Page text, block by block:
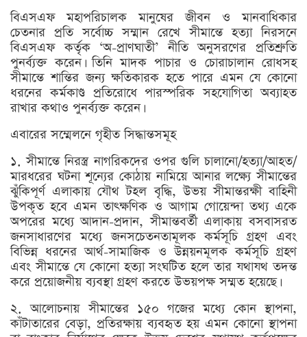
বিএসএফ মহাপরিচালক মানুষের জীবন ও মানবাধিকার
চেতনার প্রতি সর্বোচ্চ সম্মান রেখে সীমান্তে হত্যা নিরসনে
বিএসএফ কর্তৃক ‘অ-প্রাণঘাতী’ নীতি অনুসরণের প্রতিশ্রুতি
পুনর্ব্যক্ত করেন। তিনি মাদক পাচার ও চোরাচালান রোধসহ
সীমান্তে শান্তির জন্য ক্ষতিকারক হতে পারে এমন যে কোনো
ধরনের কর্মকাণ্ড প্রতিরোধে পারস্পরিক সহযোগিতা অব্যাহত
রাখার কথাও পুনর্ব্যক্ত করেন।
এবারের সম্মেলনে গৃহীত সিদ্ধান্তসমূহ
১. সীমান্তে নিরস্ত্র নাগরিকদের ওপর গুলি চালানো/হত্যা/আহত/
মারধরের ঘটনা শূন্যের কোঠায় নামিয়ে আনার লক্ষ্যে সীমান্তের
ঝুঁকিপূর্ণ এলাকায় যৌথ টহল বৃদ্ধি, উভয় সীমান্তরক্ষী বাহিনী
উপকৃত হবে এমন তাৎক্ষণিক ও আগাম গোয়েন্দা তথ্য একে
অপরের মধ্যে আদান-প্রদান, সীমান্তবর্তী এলাকায় বসবাসরত
জনসাধারণের মধ্যে জনসচেতনতামূলক কর্মসূচি গ্রহণ এবং
বিভিন্ন ধরনের আর্থ-সামাজিক ও উন্নয়নমূলক কর্মসূচি গ্রহণ
এবং সীমান্তে যে কোনো হত্যা সংঘটিত হলে তার যথাযথ তদন্ত
করে প্রয়োজনীয় ব্যবস্থা গ্রহণ করতে উভয়পক্ষ সম্মত হয়েছে।
২. আলোচনায় সীমান্তের ১৫০ গজের মধ্যে কোন স্থাপনা,
কাঁটাতারের বেড়া, প্রতিরক্ষায় ব্যবহৃত হয় এমন কোনো স্থাপনা